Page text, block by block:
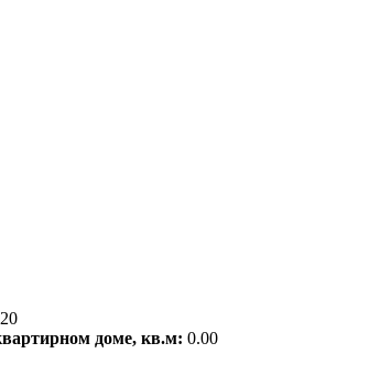
доме, кв.м: 0.00